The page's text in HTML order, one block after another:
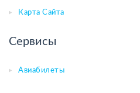
Карта Сайта
Сервисы
Авиабилеты